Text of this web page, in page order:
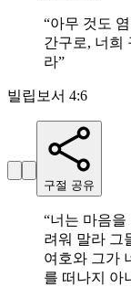
“아무 것도
간구로, 너희
라”
빌립보서 4:6
구절 공유
“너는 마음을
려워 말라 그
여호와 그가
를 떠나지 아